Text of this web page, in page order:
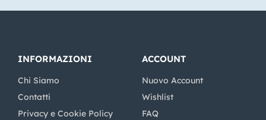
INFORMAZIONI
Chi Siamo
Contatti
Privacy e Cookie Policy
ACCOUNT
Nuovo Account
Wishlist
FAQ